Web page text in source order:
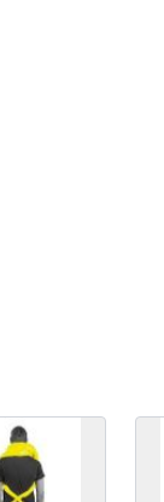
View larger image